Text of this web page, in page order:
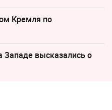
Кремля по
Западе высказались о